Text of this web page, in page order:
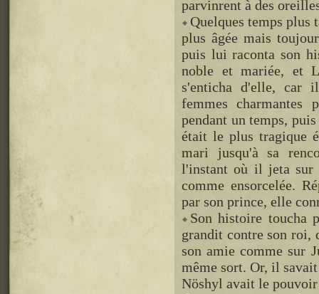
parvinrent à des
Quelques temps plus
plus âgée mais
puis lui raconta son
noble et mariée, et
s'enticha d'elle, car
femmes
pendant un temps,
était le plus tragique
mari jusqu'à sa
l'instant où il jeta sur
comme ensorcelée.
par son prince, elle
Son histoire toucha
grandit contre son roi,
son amie comme sur
même sort. Or, il
Nöshyl avait le